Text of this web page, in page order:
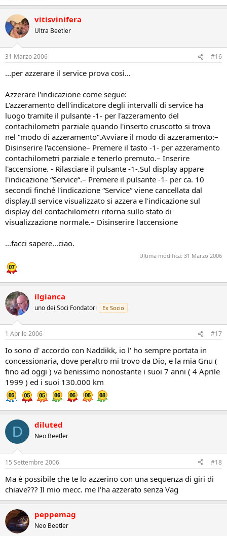
vitisvinifera
Ultra Beetler
31 Marzo 2006 #16
...per azzerare il service prova così...
Azzerare l'indicazione come segue:
L'azzeramento dell'indicatore degli intervalli di service ha
luogo tramite il pulsante -1- per l'azzeramento del
contachilometri parziale quando l'inserto cruscotto si trova
nel “modo di azzeramento“.Avviare il modo di azzeramento:–
Disinserire l'accensione– Premere il tasto -1- per azzeramento
contachilometri parziale e tenerlo premuto.– Inserire
l'accensione. - Rilasciare il pulsante -1-.Sul display appare
l'indicazione “Service“.– Premere il pulsante -1- per ca. 10
secondi finché l'indicazione “Service“ viene cancellata dal
display.Il service visualizzato si azzera e l'indicazione sul
display del contachilometri ritorna sullo stato di
visualizzazione normale.– Disinserire l'accensione
...facci sapere...ciao.
Ultima modifica: 31 Marzo 2006
ilgianca
uno dei Soci Fondatori Ex Socio
1 Aprile 2006 #17
Io sono d' accordo con Naddikk, io l' ho sempre portata in
concessionaria, dove peraltro mi trovo da Dio, e la mia Gnu (
fino ad oggi ) va benissimo nonostante i suoi 7 anni ( 4 Aprile
1999 ) ed i suoi 130.000 km
D diluted
Neo Beetler
15 Settembre 2006 #18
Ma è possibile che te lo azzerino con una sequenza di giri di
chiave??? Il mio mecc. me l'ha azzerato senza Vag
peppemag
Neo Beetler